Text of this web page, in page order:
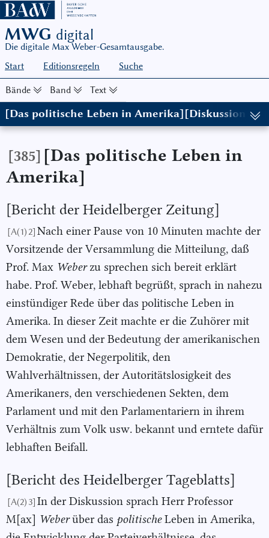
MWG digital
Die digitale Max Weber-Gesamtausgabe.
Start
Editionsregeln Suche
Bände Band Text
[Das politische Leben in
(in: MWG I/8, hg. von Wolfgang Schluchter in Zusammenarbeit
[385] [Das politische Leben in
Amerika]
[Bericht der Heidelberger Zeitung]
[A(1) 2] Nach einer Pause von 10 Minuten machte der
Vorsitzende der Versammlung die Mitteilung, daß
Prof. Max Weberzu sprechen sich bereit erklärt
habe. Prof. Weber, lebhaft begrüßt, sprach in nahezu
einstündiger Rede über das politische Leben in
Amerika. In dieser Zeit machte er die Zuhörer mit
dem Wesen und der Bedeutung der amerikanischen
Demokratie, der Negerpolitik, den
Wahlverhältnissen, der Autoritätslosigkeit des
Amerikaners, den verschiedenen Sekten, dem
Parlament und mit den Parlamentariern in ihrem
Verhältnis zum Volk usw. bekannt und erntete dafür
lebhaften Beifall.
[Bericht des Heidelberger Tageblatts]
[A(2) 3] In der Diskussion sprach Herr Professor
M[ax] Weberüber das politischeLeben in Amerika,